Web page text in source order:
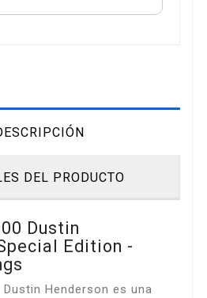
DEL PRODUCTO
Dustin
Edition -
Dustin Henderson es una